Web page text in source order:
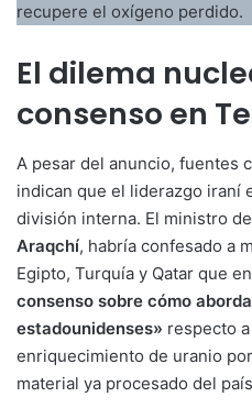
recupere el oxígeno perdido.
El dilema
consenso en
A pesar del anuncio, fuentes
indican que el liderazgo iraní
división interna. El ministro
Araqchí, habría confesado a
Egipto, Turquía y Qatar que
consenso sobre cómo
estadounidenses» respecto
enriquecimiento de uranio
material ya procesado del